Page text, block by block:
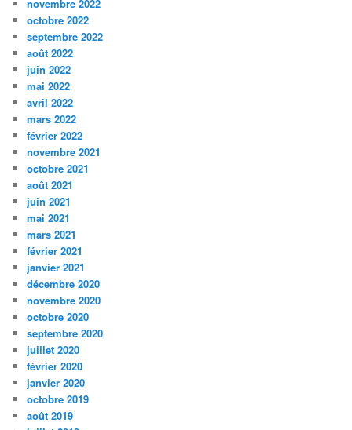
novembre 2022
octobre 2022
septembre 2022
août 2022
juin 2022
mai 2022
avril 2022
mars 2022
février 2022
novembre 2021
octobre 2021
août 2021
juin 2021
mai 2021
mars 2021
février 2021
janvier 2021
décembre 2020
novembre 2020
octobre 2020
septembre 2020
juillet 2020
février 2020
janvier 2020
octobre 2019
août 2019